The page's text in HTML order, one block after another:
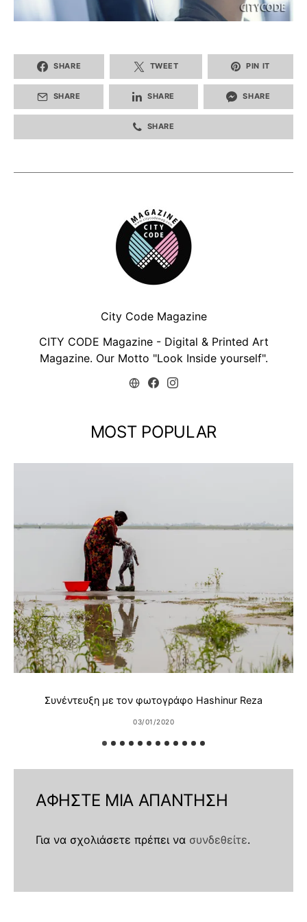
SHARE TWEET PIN IT
SHARE SHARE SHARE
SHARE
City Code Magazine
CITY CODE Magazine - Digital & Printed Art
Magazine. Our Motto "Look Inside yourself".
MOST POPULAR
Συνέντευξη με τον φωτογράφο Hashinur Reza
03/01/2020
ΑΦΉΣΤΕ ΜΙΑ ΑΠΆΝΤΗΣΗ
Για να σχολιάσετε πρέπει να συνδεθείτε.